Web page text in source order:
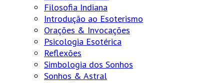
Filosofia Indiana
Introdução ao Esoterismo
Orações & Invocações
Psicologia Esotérica
Reflexões
Simbologia dos Sonhos
Sonhos & Astral